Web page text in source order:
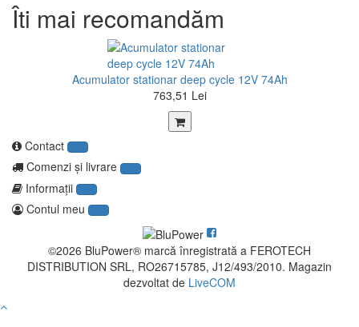
Îti mai recomandăm
Acumulator stationar deep cycle 12V 74Ah
763,51 Lei
Contact
Comenzi şi livrare
Informaţii
Contul meu
©2026 BluPower® marcă înregistrată a FEROTECH
DISTRIBUTION SRL, RO26715785, J12/493/2010. Magazin
dezvoltat de LiveCOM